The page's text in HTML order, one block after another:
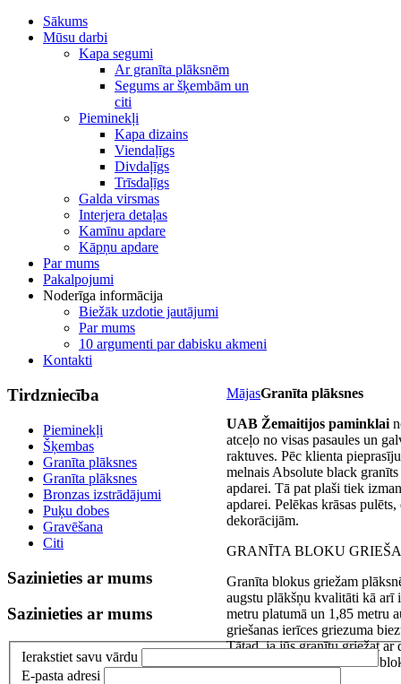
Sākums
Mūsu darbi
Kapa segumi
Ar granīta plāksnēm
Segums ar šķembām un
citi
Pieminekļi
Kapa dizains
Viendaļīgs
Divdaļīgs
Trīsdaļīgs
Galda virsmas
Interjera detaļas
Kamīnu apdare
Kāpņu apdare
Par mums
Pakalpojumi
Noderīga informācija
Biežāk uzdotie jautājumi
Par mums
10 argumenti par dabisku akmeni
Kontakti
MājasGranīta plāksnes
UAB Žemaitijos paminklai
atceļo no visas pasaules un
raktuves. Pēc klienta
melnais Absolute black
apdarei. Tā pat plaši tiek
apdarei. Pelēkas krāsas
dekorācijām.
GRANĪTA BLOKU
Granīta blokus griežam
augstu plākšņu kvalitāti kā arī
metru platumā un 1,85 metru
griešanas ierīces griezuma
Tātad, ja jūs granītu griežat ar
griežam pasūtītāja atvestus
Tirdzniecība
Pieminekļi
Šķembas
Granīta plāksnes
Granīta plāksnes
Bronzas izstrādājumi
Puķu dobes
Gravēšana
Citi
Sazinieties ar mums
Sazinieties ar mums
Ierakstiet savu vārdu
E-pasta adresi